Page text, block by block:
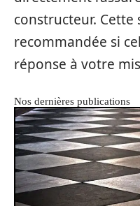
constructeur.
recommandée si
réponse à votre
Nos dernières publications